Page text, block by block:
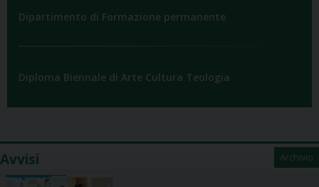
Dipartimento di Formazione permanente
Diploma Biennale di Arte Cultura Teologia
Avvisi Archivio